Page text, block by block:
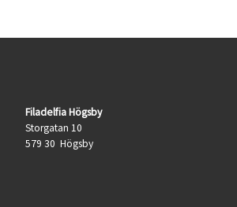
Filadelfia Högsby
Storgatan 10
579 30 Högsby